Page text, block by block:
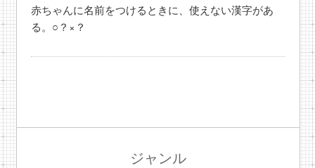
赤ちゃんに名前をつけるときに、使えない漢字があ
る。○？×？
ジャンル